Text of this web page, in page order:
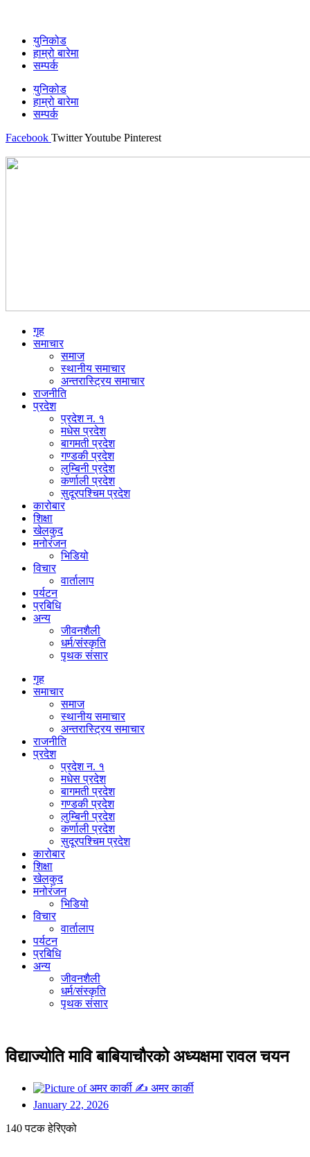
युनिकोड
हाम्रो बारेमा
सम्पर्क
युनिकोड
हाम्रो बारेमा
सम्पर्क
Facebook TwitterYoutube Pinterest
गृह
समाचार
समाज
स्थानीय समाचार
अन्तरास्ट्रिय समाचार
राजनीति
प्रदेश
प्रदेश न. १
मधेस प्रदेश
बागमती प्रदेश
गण्डकी प्रदेश
लुम्बिनी प्रदेश
कर्णाली प्रदेश
सुदूरपश्चिम प्रदेश
कारोबार
शिक्षा
खेलकुद
मनोरंजन
भिडियो
विचार
वार्तालाप
पर्यटन
प्रबिधि
अन्य
जीवनशैली
धर्म/संस्कृति
पृथक संसार
गृह
समाचार
समाज
स्थानीय समाचार
अन्तरास्ट्रिय समाचार
राजनीति
प्रदेश
प्रदेश न. १
मधेस प्रदेश
बागमती प्रदेश
गण्डकी प्रदेश
लुम्बिनी प्रदेश
कर्णाली प्रदेश
सुदूरपश्चिम प्रदेश
कारोबार
शिक्षा
खेलकुद
मनोरंजन
भिडियो
विचार
वार्तालाप
पर्यटन
प्रबिधि
अन्य
जीवनशैली
धर्म/संस्कृति
पृथक संसार
विद्याज्योति मावि बाबियाचौरको अध्यक्षमा रावल चयन
✍ अमर कार्की
January 22, 2026
140 पटक हेरिएको